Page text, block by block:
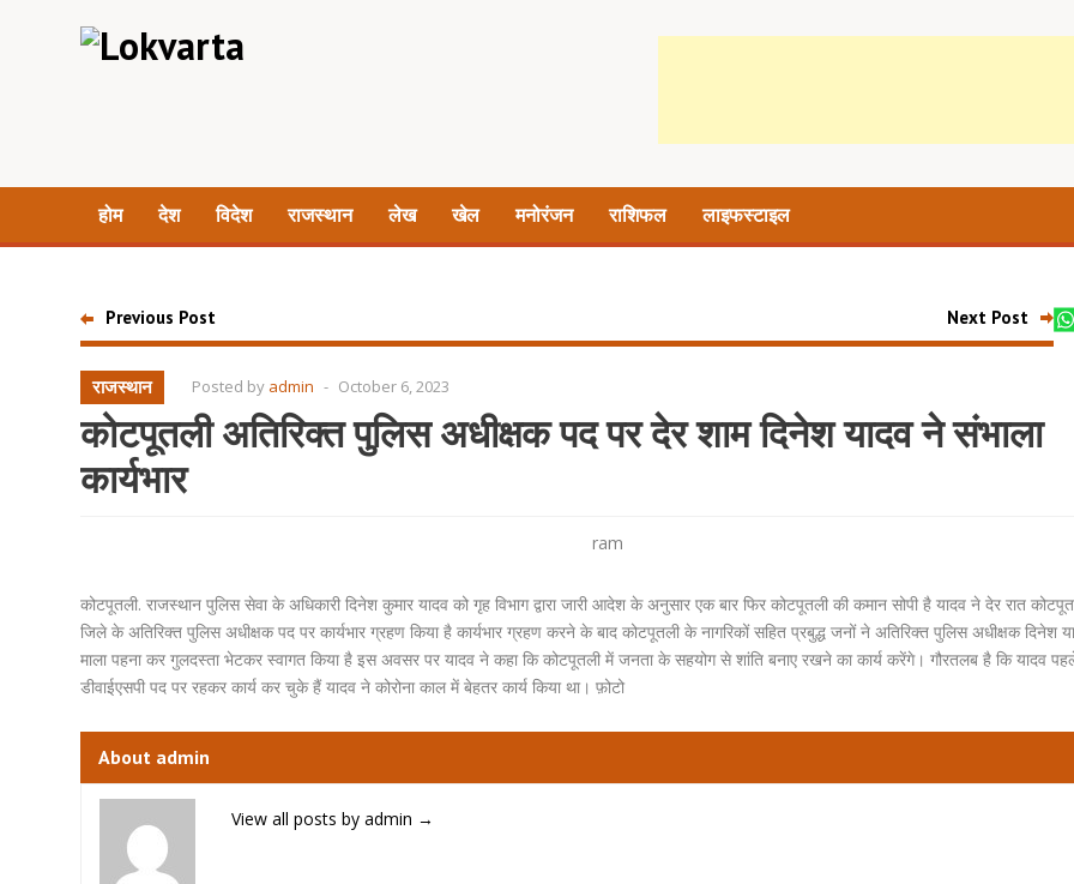
होम देश विदेश राजस्थान लेख खेल मनोरंजन राशिफल लाइफस्टाइल
Previous Post Next Post
राजस्थान Posted by admin - October 6, 2023
कोटपूतली अतिरिक्त पुलिस अधीक्षक पद पर देर शाम दिनेश यादव ने संभाला
कार्यभार
ram
कोटपूतली. राजस्थान पुलिस सेवा के अधिकारी दिनेश कुमार यादव को गृह विभाग द्वारा जारी आदेश के अनुसार एक बार फिर कोटपूतली की कमान सोपी है यादव ने देर रात
जिले के अतिरिक्त पुलिस अधीक्षक पद पर कार्यभार ग्रहण किया है कार्यभार ग्रहण करने के बाद कोटपूतली के नागरिकों सहित प्रबुद्ध जनों ने अतिरिक्त पुलिस अधीक्षक दिनेश
माला पहना कर गुलदस्ता भेटकर स्वागत किया है इस अवसर पर यादव ने कहा कि कोटपूतली में जनता के सहयोग से शांति बनाए रखने का कार्य करेंगे। गौरतलब है कि यादव
डीवाईएसपी पद पर रहकर कार्य कर चुके हैं यादव ने कोरोना काल में बेहतर कार्य किया था। फ़ोटो
About admin
View all posts by admin →